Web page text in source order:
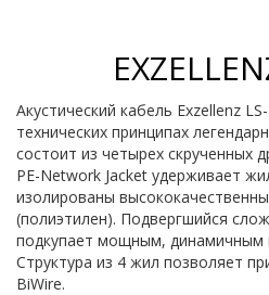
Акустический кабель Exzellenz
технических принципах
состоит из четырех скрученных
PE-Network Jacket удерживает
изолированы
(полиэтилен). Подвергшийся
подкупает мощным, динамичным
Структура из 4 жил позволяет
BiWire.